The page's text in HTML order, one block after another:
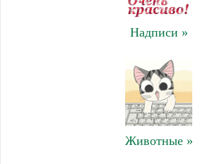
Надписи »
Животные »